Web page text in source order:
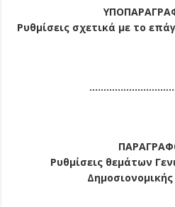
Ρυθμίσεις σχετικά με το
Ρυθμίσεις θεμάτων